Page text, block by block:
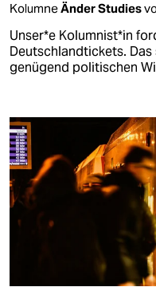
KolumneÄnder Studies
Un­se­r*e Ko­lum­nis­t*in
Deutschlandtickets.
genügend politischen